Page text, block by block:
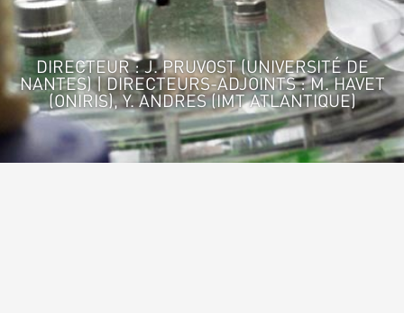
DIRECTEUR : J. PRUVOST (UNIVERSITÉ DE
NANTES) | DIRECTEURS-ADJOINTS : M. HAVET
(ONIRIS), Y. ANDRES (IMT ATLANTIQUE)
Accueil >